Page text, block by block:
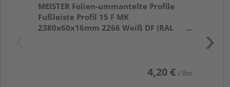
MEISTER Folien-ummantelte Profile
Fußleiste Profil 15 F MK
2380x60x16mm 2266 Weiß DF (RAL
4,20 € / lfm